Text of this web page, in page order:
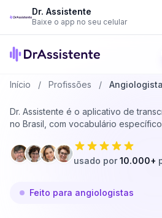
Dr. Assistente
Baixe o app no seu celular
Início / Profissões / Angiologista
Dr. Assistente é o aplicativo de
no Brasil, com vocabulário
usado por10.000+
Feito para angiologistas